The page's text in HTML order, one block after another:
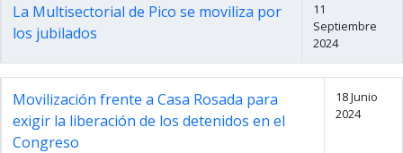
La Multisectorial de Pico se moviliza por
los jubilados
11
Septiembre
2024
Movilización frente a Casa Rosada para
exigir la liberación de los detenidos en el
Congreso
18 Junio
2024